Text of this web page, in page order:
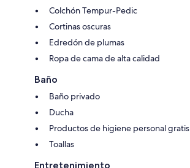
Colchón Tempur-Pedic
Cortinas oscuras
Edredón de plumas
Ropa de cama de alta calidad
Baño
Baño privado
Ducha
Productos de higiene personal gratis
Toallas
Entretenimiento